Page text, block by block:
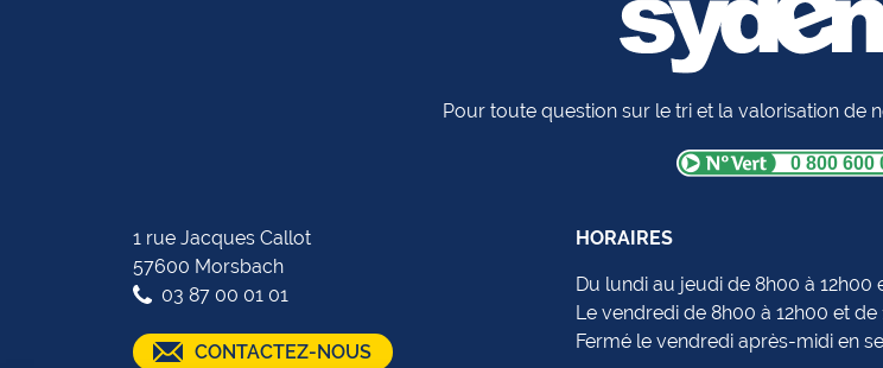
Pour toute question sur le tri et la valorisation de
0 800 600
1 rue Jacques Callot
57600 Morsbach
03 87 00 01 01
CONTACTEZ-NOUS
HORAIRES
Du lundi au jeudi de 8h00 à 12h00
Le vendredi de 8h00 à 12h00 et de
Fermé le vendredi après-midi en